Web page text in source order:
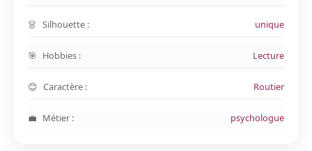
Silhouette : unique
Hobbies : Lecture
Caractère : Routier
Métier : psychologue